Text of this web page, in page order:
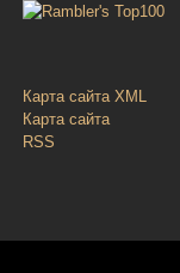
Карта сайта XML
Карта сайта
RSS